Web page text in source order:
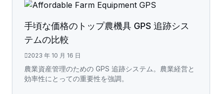
手頃な価格のトップ農機具 GPS 追跡シス
テムの比較
2023 年 10 月 16 日
農業資産管理のための GPS 追跡システム。農業経営と
効率性にとっての重要性を強調。